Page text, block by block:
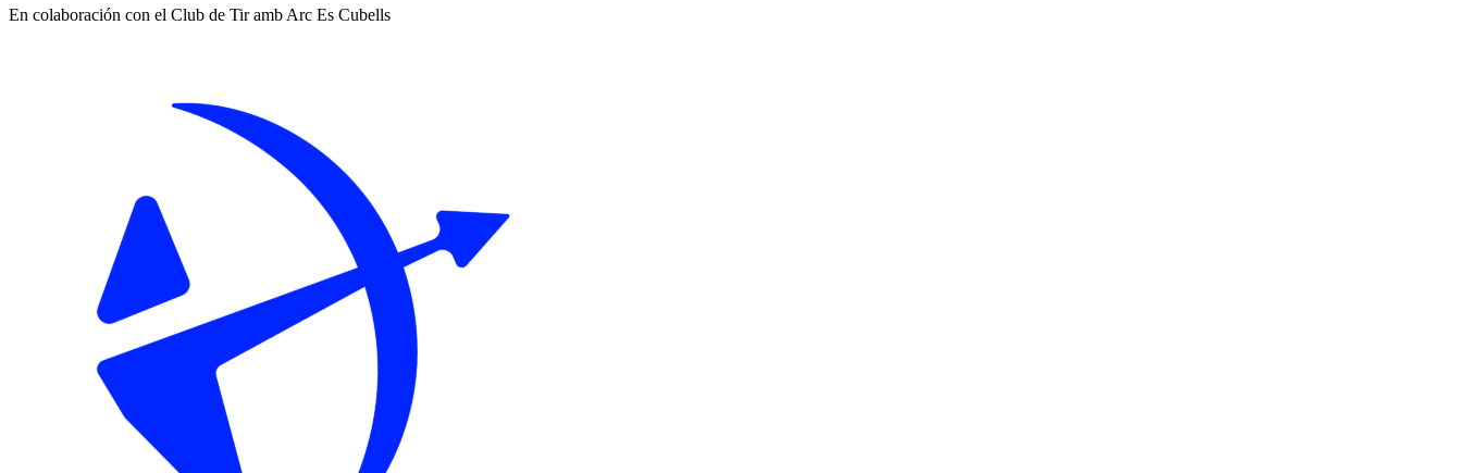
En colaboración con el Club de Tir amb Arc Es Cubells